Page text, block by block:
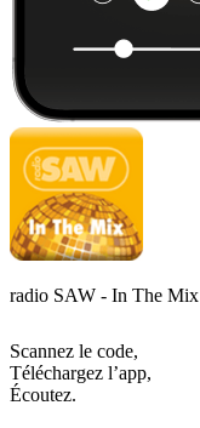
radio SAW - In The Mix
Scannez le code,
Téléchargez l’app,
Écoutez.